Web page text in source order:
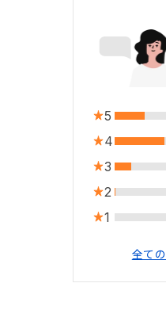
5
4
3
2
1
全て